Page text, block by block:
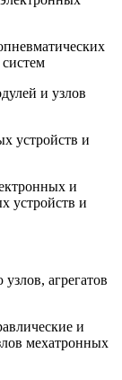
и узлов
устройств и
и
устройств и
агрегатов
и
мехатронных